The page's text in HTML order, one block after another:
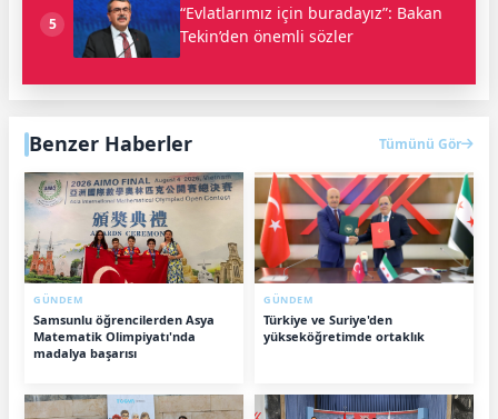
5
“Evlatlarımız için buradayız”: Bakan
Tekin’den önemli sözler
Benzer Haberler Tümünü Gör
GÜNDEM
Samsunlu öğrencilerden Asya
Matematik Olimpiyatı'nda
madalya başarısı
GÜNDEM
Türkiye ve Suriye'den
yükseköğretimde ortaklık